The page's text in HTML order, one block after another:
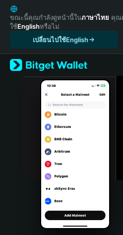
English
日本語
Tiếng Việt
Español (Latinoamérica)
Türkçe
Italiano
Português (Portugal)
Bahasa Indonesia
Português (Brasil)
Español (Argentina)
ขณะนี้คุณกำลังดูหน้านี้ในภาษาไทย คุณ
ใช้Englishหรือไม่
เปลี่ยนไปใช้English